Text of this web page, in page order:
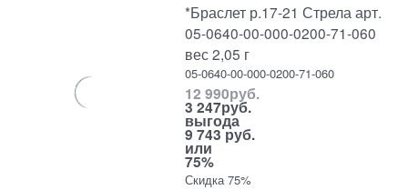
*Браслет р.17-21 Стрела арт.
05-0640-00-000-0200-71-060
вес 2,05 г
05-0640-00-000-0200-71-060
12 990руб.
3 247руб.
выгода
9 743 руб.
или
75%
Скидка 75%